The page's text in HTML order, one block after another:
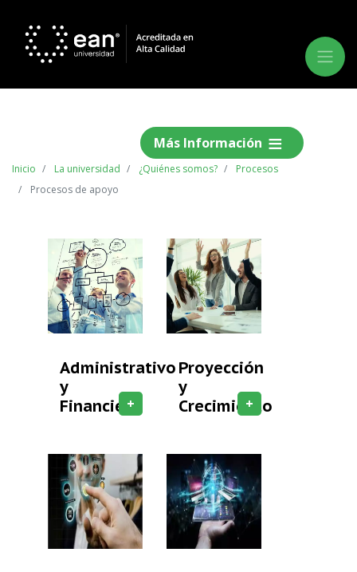
Más Información
Inicio La universidad ¿Quiénes somos?
Procesos
Procesos de apoyo
Administrativo
y
Financiero
+
Proyección
y
Crecimiento
+